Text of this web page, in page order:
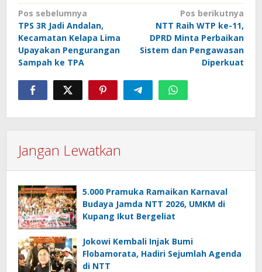
Navigasi
pos
Pos sebelumnya
TPS 3R Jadi Andalan,
Kecamatan Kelapa Lima
Upayakan Pengurangan
Sampah ke TPA
Pos berikutnya
NTT Raih WTP ke-11,
DPRD Minta Perbaikan
Sistem dan Pengawasan
Diperkuat
Jangan Lewatkan
5.000 Pramuka Ramaikan Karnaval
Budaya Jamda NTT 2026, UMKM di
Kupang Ikut Bergeliat
Jokowi Kembali Injak Bumi
Flobamorata, Hadiri Sejumlah Agenda
di NTT